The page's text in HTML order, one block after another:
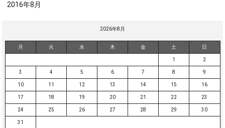
2016年8月
2026年8月
月 火 水 木 金 土 日
1 2
3 4 5 6 7 8 9
10 11 12 13 14 15 16
17 18 19 20 21 22 23
24 25 26 27 28 29 30
31